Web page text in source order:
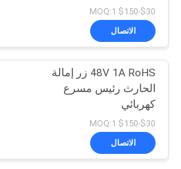
أشرطة
فيديو
معلومات
جولة
مكدس
الكهربائي
29
$30-$150 MOQ:1
الاتصال
48V 1A RoHS زر إمالة
الحارث رئيس مسرع
كهربائي
$30-$150 MOQ:1
الاتصال